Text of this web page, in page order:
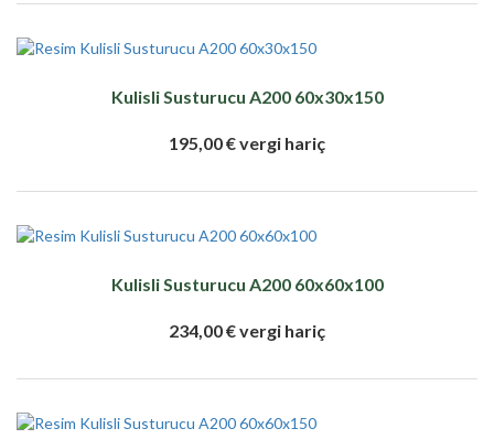
Kulisli Susturucu A200 60x30x150
195,00 € vergi hariç
Kulisli Susturucu A200 60x60x100
234,00 € vergi hariç